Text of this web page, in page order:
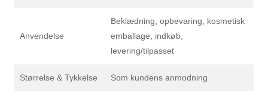
Anvendelse
Beklædning, opbevaring, kosmetisk
emballage, indkøb,
levering/tilpasset
Størrelse & Tykkelse Som kundens anmodning